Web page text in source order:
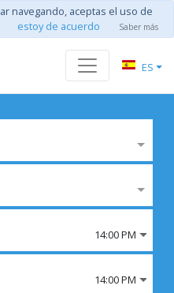
navegando, aceptas el uso de
estoy de acuerdo Saber más
ES
14:00 PM
14:00 PM